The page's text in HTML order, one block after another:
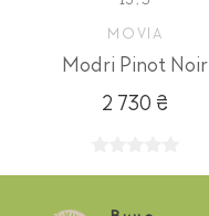
MOVIA
Modri Pinot Noir
2 730 ₴